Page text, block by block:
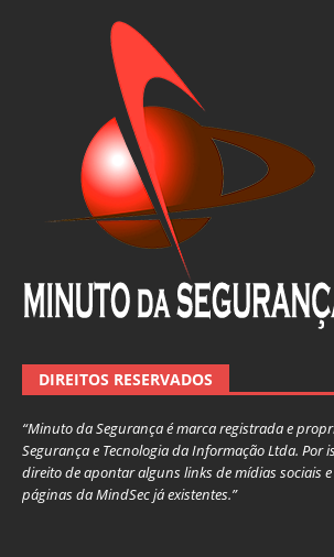
DIREITOS RESERVADOS
“Minuto da Segurança é marca registrada e
Segurança e Tecnologia da Informação Ltda. Por
direito de apontar alguns links de mídias sociais
páginas da MindSec já existentes.”